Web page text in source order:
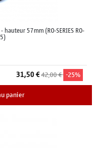
57mm (RO-SERIES RO-
31,50 €42,00 € -25%
panier